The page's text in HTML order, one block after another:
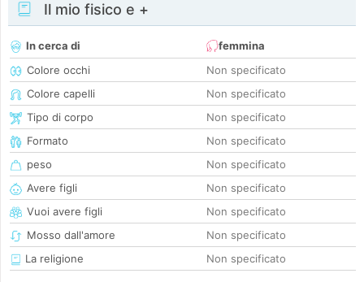
Il mio fisico e +
In cerca di
femmina
Colore occhi
Non specificato
Colore capelli
Non specificato
Tipo di corpo
Non specificato
Formato
Non specificato
peso
Non specificato
Avere figli
Non specificato
Vuoi avere figli
Non specificato
Mosso dall'amore
Non specificato
La religione
Non specificato